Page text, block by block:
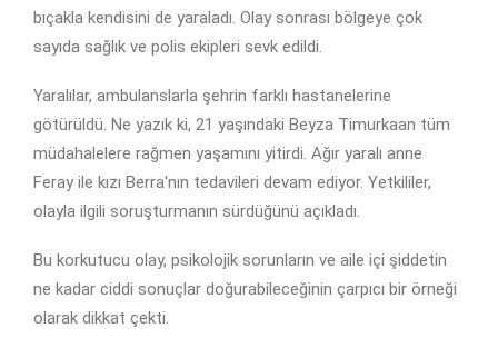
bıçakla kendisini de yaraladı. Olay sonrası bölgeye çok
sayıda sağlık ve polis ekipleri sevk edildi.
Yaralılar, ambulanslarla şehrin farklı hastanelerine
götürüldü. Ne yazık ki, 21 yaşındaki Beyza Timurkaan tüm
müdahalelere rağmen yaşamını yitirdi. Ağır yaralı anne
Feray ile kızı Berra'nın tedavileri devam ediyor. Yetkililer,
olayla ilgili soruşturmanın sürdüğünü açıkladı.
Bu korkutucu olay, psikolojik sorunların ve aile içi şiddetin
ne kadar ciddi sonuçlar doğurabileceğinin çarpıcı bir örneği
olarak dikkat çekti.